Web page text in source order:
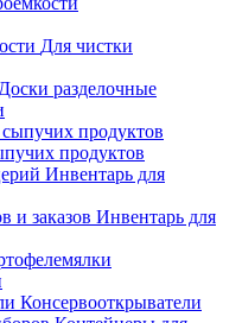
Для чистки
Доски разделочные
продуктов
Инвентарь для
Инвентарь для
Консервооткрыватели